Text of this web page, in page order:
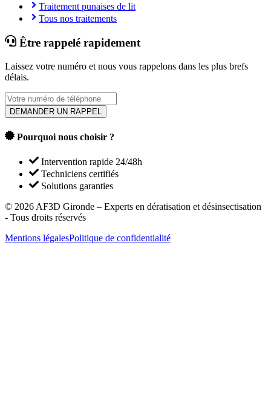
Traitement punaises de lit
Tous nos traitements
Être rappelé rapidement
Laissez votre numéro et nous vous rappelons dans les plus brefs
délais.
DEMANDER UN RAPPEL
Pourquoi nous choisir ?
Intervention rapide 24/48h
Techniciens certifiés
Solutions garanties
© 2026 AF3D Gironde – Experts en dératisation et désinsectisation
- Tous droits réservés
Mentions légalesPolitique de confidentialité